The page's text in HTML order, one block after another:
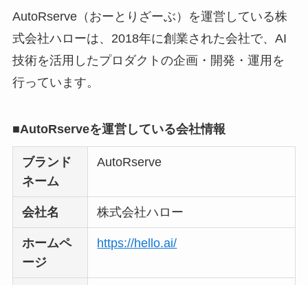
【怪しい？】TikTok
Liteの口コミ・評判 は
実際どう？
ミ・評価が正直ヤバ
いって本当？
社TAPPの口コミ・評
判は実際どう？
ミ・評判が正直ヤバ
AutoRserve（おーとりざーぶ）を運営している株
式会社ハローは、2018年に創業された会社で、AI
技術を活用したプロダクトの企画・開発・運用を
行っています。
■AutoRserveを運営している会社情報
ブランド
ネーム
AutoRserve
会社名 株式会社ハロー
ホームペ
ージ
https://hello.ai/